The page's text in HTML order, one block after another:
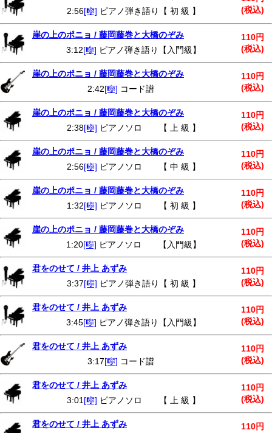
(税込)
2:56[🎼] ピアノ弾き語り【 初 級 】
崖の上のポニョ / 藤岡藤巻と大橋のぞみ
110円
(税込)
3:12[🎼] ピアノ弾き語り【入門級】
崖の上のポニョ / 藤岡藤巻と大橋のぞみ
110円
(税込)
2:42[🎼] コード譜
崖の上のポニョ / 藤岡藤巻と大橋のぞみ
110円
(税込)
2:38[🎼] ピアノソロ 【 上 級 】
崖の上のポニョ / 藤岡藤巻と大橋のぞみ
110円
(税込)
2:56[🎼] ピアノソロ 【 中 級 】
崖の上のポニョ / 藤岡藤巻と大橋のぞみ
110円
(税込)
1:32[🎼] ピアノソロ 【 初 級 】
崖の上のポニョ / 藤岡藤巻と大橋のぞみ
110円
(税込)
1:20[🎼] ピアノソロ 【入門級】
君をのせて / 井上 あずみ
110円
(税込)
3:37[🎼] ピアノ弾き語り【 初 級 】
君をのせて / 井上 あずみ
110円
(税込)
3:45[🎼] ピアノ弾き語り【入門級】
君をのせて / 井上 あずみ
110円
(税込)
3:17[🎼] コード譜
君をのせて / 井上 あずみ
110円
(税込)
3:01 [🎼] ピアノソロ 【 上 級 】
君をのせて / 井上 あずみ
110円